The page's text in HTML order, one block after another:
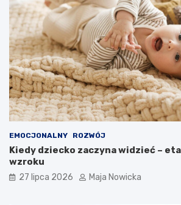
EMOCJONALNY ROZWÓJ
Kiedy dziecko zaczyna widzieć –
wzroku
27 lipca 2026 Maja Nowicka